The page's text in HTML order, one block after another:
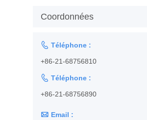
Coordonnées
 Téléphone :
+86-21-68756810
 Téléphone :
+86-21-68756890
 Email :